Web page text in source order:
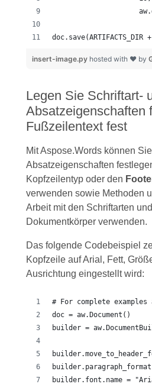
insert-image.py hosted with ❤ by
Legen Sie Schriftart-
Absatzeigenschaften
Fußzeilentext fest
Mit Aspose.Words können
Absatzeigenschaften
Kopfzeilentyp oder den
verwenden sowie Methoden
Arbeit mit den Schriftarten
Dokumentkörper verwenden.
Das folgende Codebeispiel
Kopfzeile auf Arial, Fett,
Ausrichtung eingestellt wird: